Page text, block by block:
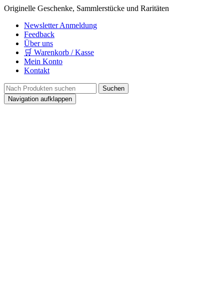
Originelle Geschenke, Sammlerstücke und Raritäten
Newsletter Anmeldung
Feedback
Über uns
🛒 Warenkorb / Kasse
Mein Konto
Kontakt
Navigation aufklappen